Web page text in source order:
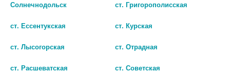
Солнечнодольск ст. Григорополисская
ст. Ессентукская ст. Курская
ст. Лысогорская ст. Отрадная
ст. Расшеватская ст. Советская